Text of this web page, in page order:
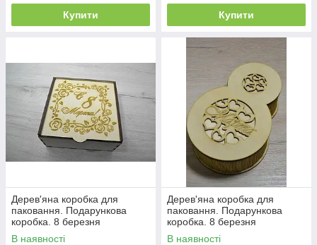
Купити Купити
Дерев'яна коробка для
паковання. Подарункова
коробка. 8 березня
В наявності
Дерев'яна коробка для
паковання. Подарункова
коробка. 8 березня
В наявності